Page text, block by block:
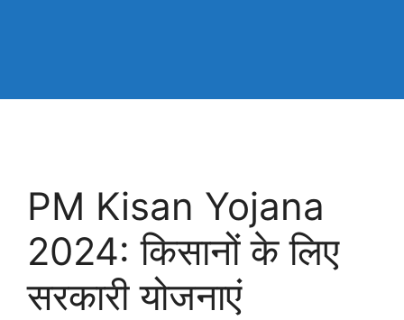
PM Kisan Yojana
2024: किसानों के लिए
सरकारी योजनाएं